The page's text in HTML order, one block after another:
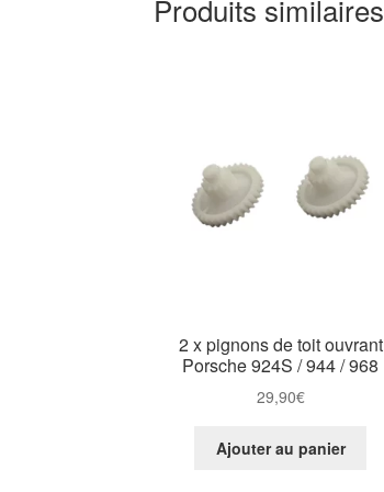
Produits similaires
2 x pignons de toit ouvrant
Porsche 924S / 944 / 968
29,90€
Ajouter au panier